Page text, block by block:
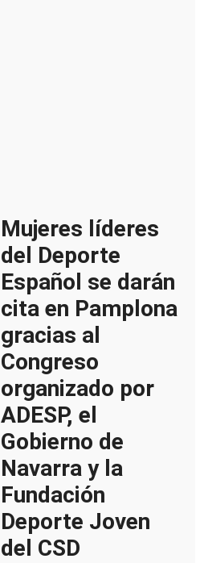
Mujeres líderes
del Deporte
Español se darán
cita en Pamplona
gracias al
Congreso
organizado por
ADESP, el
Gobierno de
Navarra y la
Fundación
Deporte Joven
del CSD